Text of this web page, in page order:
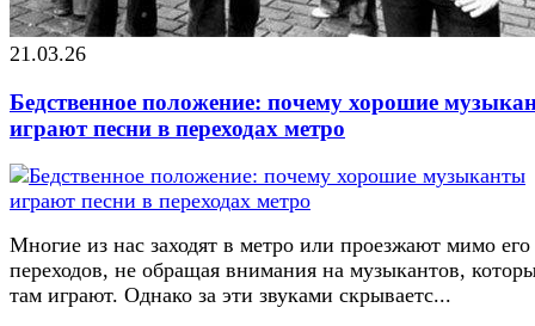
21.03.26
Бедственное положение: почему хорошие
играют песни в переходах метро
Многие из нас заходят в метро или проезжают мимо его
переходов, не обращая внимания на музыкантов,
там играют. Однако за эти звуками скрываетс...